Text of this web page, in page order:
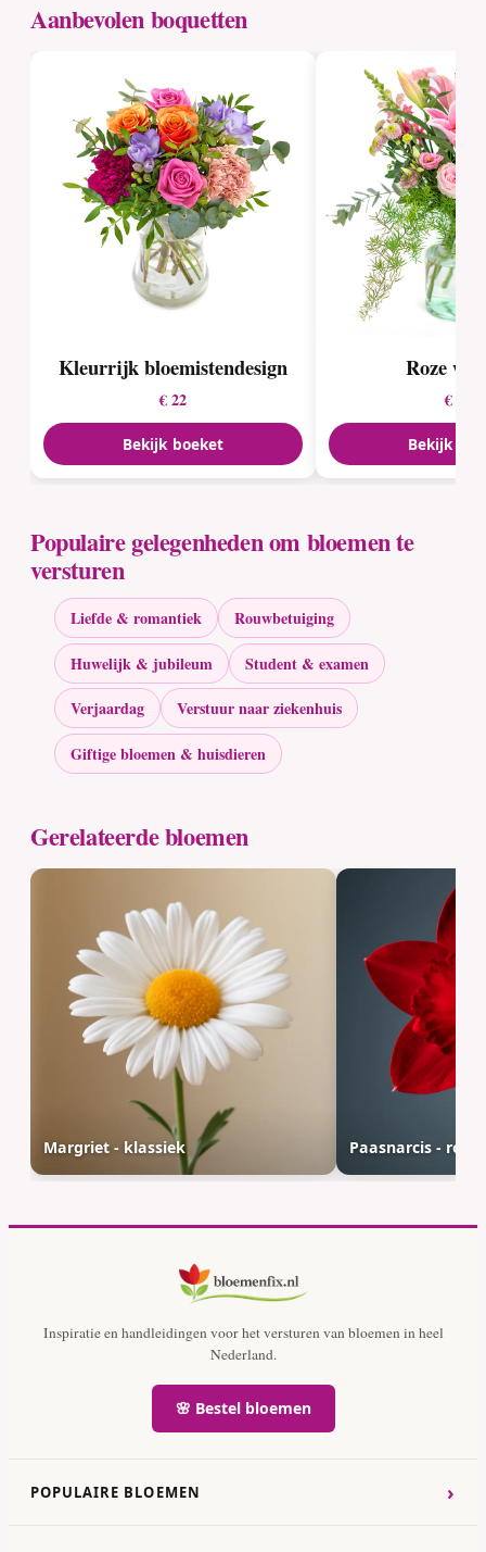
Aanbevolen boquetten
Kleurrijk bloemistendesign
€ 22
Bekijk boeket
Roze
€ 25
Bekijk
Populaire gelegenheden om bloemen te
versturen
Liefde & romantiek
Rouwbetuiging
Huwelijk & jubileum
Student & examen
Verjaardag
Verstuur naar ziekenhuis
Giftige bloemen & huisdieren
Gerelateerde bloemen
Margriet - klassiek Paasnarcis - rood
Inspiratie en handleidingen voor het versturen van bloemen in heel
Nederland.
🌸 Bestel bloemen
POPULAIRE BLOEMEN ›